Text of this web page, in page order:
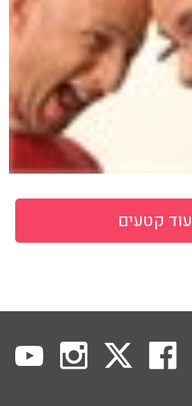
עוד קטעים